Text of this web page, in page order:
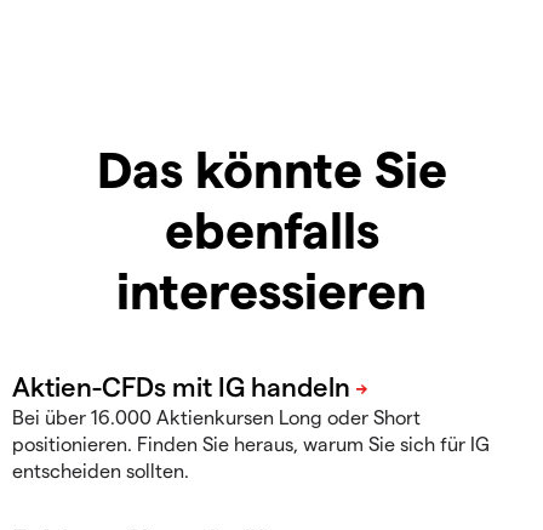
Das könnte Sie
ebenfalls
interessieren
Bei über 16.000 Aktienkursen Long oder Short
positionieren. Finden Sie heraus, warum Sie sich für IG
entscheiden sollten.